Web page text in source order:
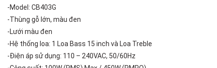
-Model: CB403G
-Thùng gỗ lớn, màu đen
-Lưới màu đen
-Hệ thống loa: 1 Loa Bass 15 inch và Loa Treble
-Điện áp sử dụng: 110 – 240VAC, 50/60Hz